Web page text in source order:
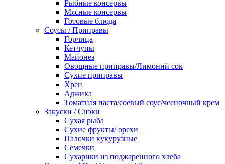
Рыбные консервы
Мясные консервы
Готовые блюда
Соусы / Приправы
Горчица
Кетчупы
Майонез
Овощные приправы/Лимоннй сок
Сухие приправы
Хрен
Аджика
Томатная паста/соевый соус/чесночный крем
Закуски / Снэки
Сухая рыба
Сухие фрукты/ орехи
Палочки кукурузные
Семечки
Сухарики из поджаренного хлеба